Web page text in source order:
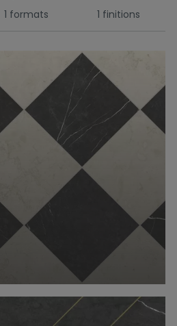
1 formats 1 finitions